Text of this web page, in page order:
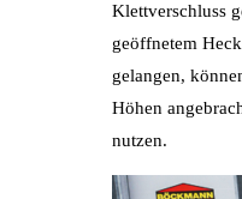
Klettverschluss
geöffnetem
gelangen,
Höhen
nutzen.